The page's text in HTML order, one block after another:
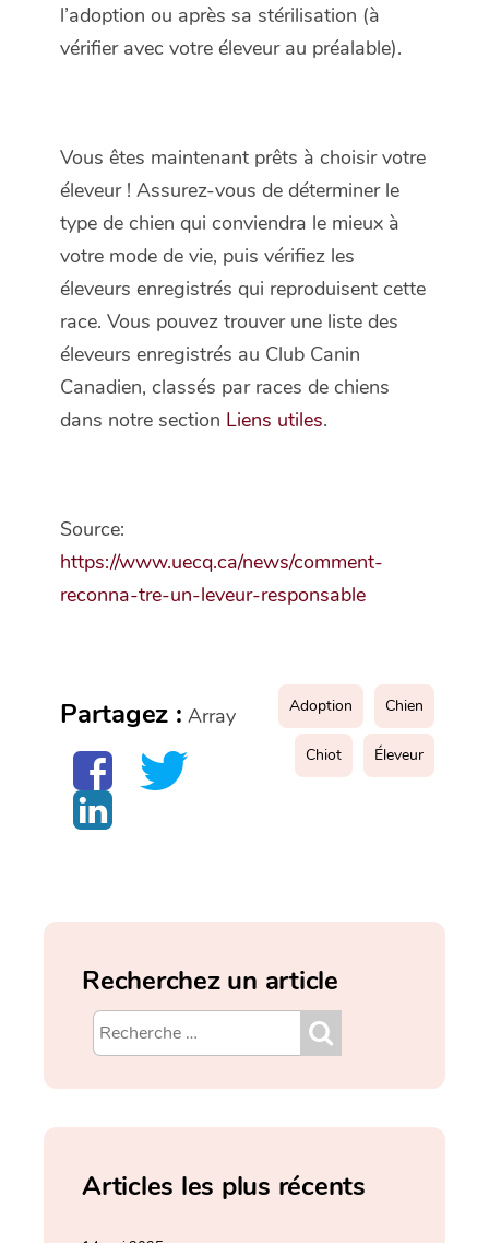
l’adoption ou après sa stérilisation (à
vérifier avec votre éleveur au préalable).
Vous êtes maintenant prêts à choisir votre
éleveur ! Assurez-vous de déterminer le
type de chien qui conviendra le mieux à
votre mode de vie, puis vérifiez les
éleveurs enregistrés qui reproduisent cette
race. Vous pouvez trouver une liste des
éleveurs enregistrés au Club Canin
Canadien, classés par races de chiens
dans notre section Liens utiles.
Source:
https://www.uecq.ca/news/comment-
reconna-tre-un-leveur-responsable
Partagez : Array Adoption Chien
Chiot Éleveur
Recherchez un article
Articles les plus récents